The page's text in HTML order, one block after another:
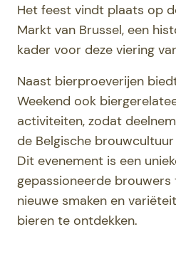
Het feest vindt plaats op
Markt van Brussel, een
kader voor deze viering
Naast bierproeverijen
Weekend ook
activiteiten, zodat
de Belgische
Dit evenement is een
gepassioneerde
nieuwe smaken en
bieren te ontdekken.